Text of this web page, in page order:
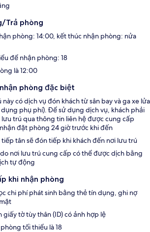
Trả phòng
phòng: 14:00, kết thúc nhận phòng: nửa
để nhận phòng: 18
là 12:00
phòng đặc biệt
này có dịch vụ đón khách từ sân bay và ga xe lửa
phụ phí). Để sử dụng dịch vụ, khách phải
lưu trú qua thông tin liên hệ được cung cấp
đặt phòng 24 giờ trước khi đến
tiếp tân sẽ đón tiếp khi khách đến nơi lưu trú
nơi lưu trú cung cấp có thể được dịch bằng
tự động
khi nhận phòng
chi phí phát sinh bằng thẻ tín dụng, ghi nợ
giấy tờ tùy thân (ID) có ảnh hợp lệ
tối thiểu là 18